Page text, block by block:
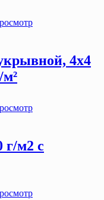
4х4
г/м2 с